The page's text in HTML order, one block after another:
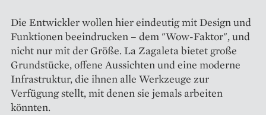
Die Entwickler wollen hier eindeutig mit Design und
Funktionen beeindrucken – dem "Wow-Faktor", und
nicht nur mit der Größe. La Zagaleta bietet große
Grundstücke, offene Aussichten und eine moderne
Infrastruktur, die ihnen alle Werkzeuge zur
Verfügung stellt, mit denen sie jemals arbeiten
könnten.